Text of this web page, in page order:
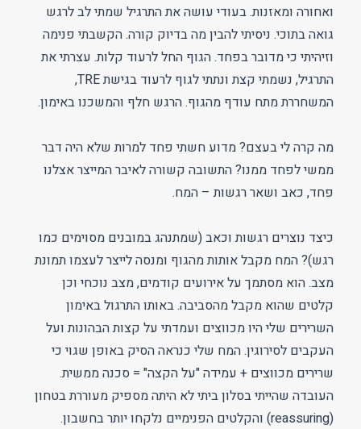
ואחורה ומאזנות. בעודי עושה את התרגיל שמתי לב לרגש
גואה בתוכי. ניסיתי להבין מה בדיוק קורה. הקשבתי פנימה
וזיהיתי כי מדובר בפחד. הגוף החל לרעוד קלות. עצרתי את
התרגיל, נשמתי קצת ונתתי לגוף לרעוד בגישת TRE,
המשחררת מתח עודף מהגוף. הרגש חלף והמשכנו באימון.
מה קרה לי בעצם? מדוע חשתי פחד למרות שלא היה דבר
ממשי לפחד ממנו? התשובה קשורה לאיבר המייצר אצלנו
פחד, כאב ושאר רגשות – המח.
כיצד נוצרים רגשות וכאב (שמתנהג במובנים מסוימים כמו
רגש)? המח מקבל אותות מהגוף ומנסה לייצר לעצמו תמונת
מצב. הוא מסתמך על אירועים קודמים, מצב נוכחי וכן
קלטים שהוא מקבל מהסביבה. באותו התרגול באימון
השרירים שלי היו מכווצים ועמדתי על קצות הבהונות ועל
העקבים לסירוגין. המח שלי כנראה הסיק באופן שגוי כי
שרירים מכווצים + עמידה "על הקצה" = סכנה ממשית.
העובדה שהייתי בסלון ביתי לא היתה מספיק מעוררת בטחון
(reassuring) והקלטים הפנימיים נלקחו יותר בחשבון.